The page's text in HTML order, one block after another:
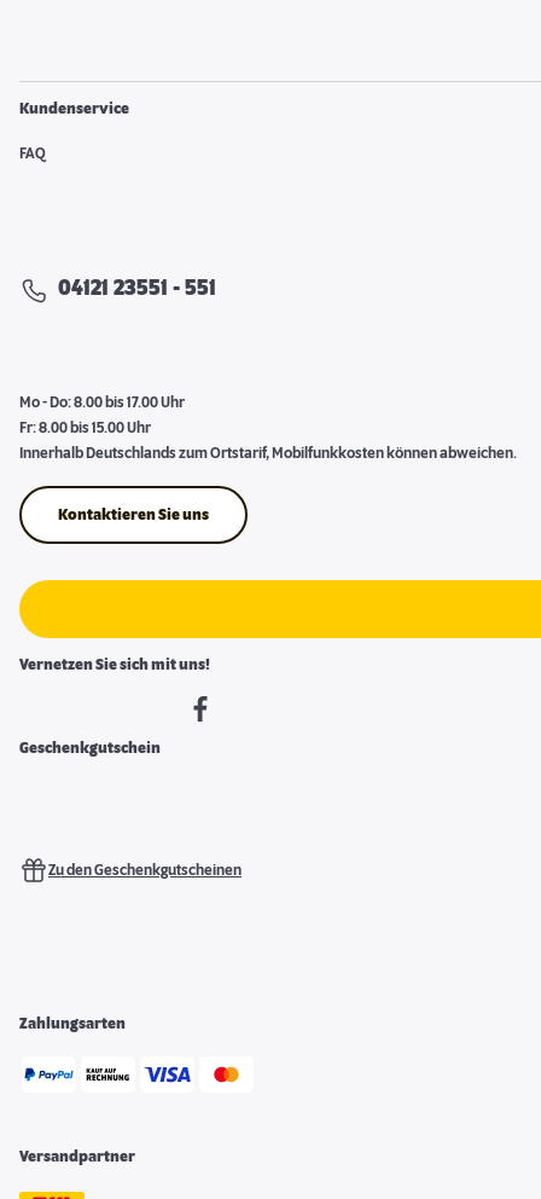
Kundenservice
FAQ
04121 23551 - 551
Mo - Do: 8.00 bis 17.00 Uhr
Fr: 8.00 bis 15.00 Uhr
Innerhalb Deutschlands zum Ortstarif, Mobilfunkkosten können abweichen.
Kontaktieren Sie uns
Vernetzen Sie sich mit uns!
Geschenkgutschein
Zu den Geschenkgutscheinen
Zahlungsarten
Versandpartner